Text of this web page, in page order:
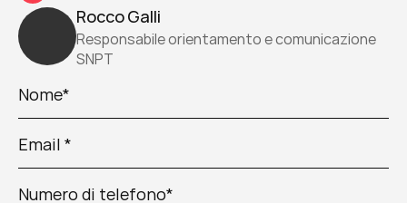
Rocco Galli
Responsabile orientamento e comunicazione
SNPT